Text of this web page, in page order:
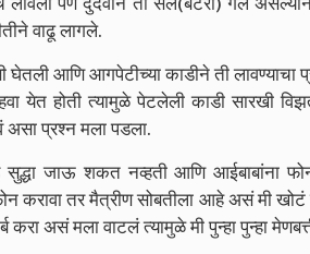
वाढू लागले.
आणि आगपेटीच्या काडीने ती लावण्याचा
येत होती त्यामुळे पेटलेली काडी सारखी
असा प्रश्न मला पडला.
सुद्धा जाऊ शकत नव्हती आणि आईबाबांना
करावा तर मैत्रीण सोबतीला आहे असं मी
करा असं मला वाटलं त्यामुळे मी पुन्हा पुन्हा